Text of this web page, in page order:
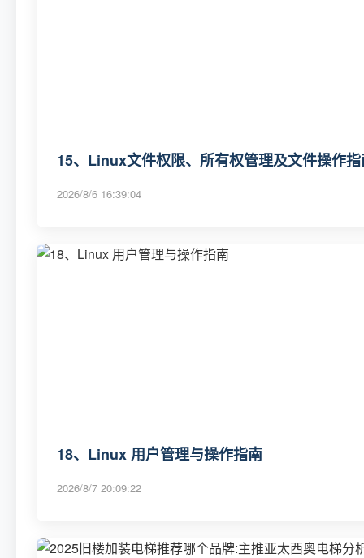
15、Linux文件权限、所有权管理及文件操作
2026/8/6 16:39:04
18、Linux 用户管理与操作指南
2026/8/7 20:09:22